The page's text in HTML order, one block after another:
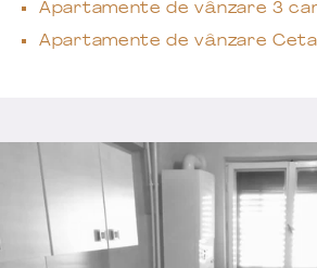
Apartamente de vânzare 3
Apartamente de vânzare